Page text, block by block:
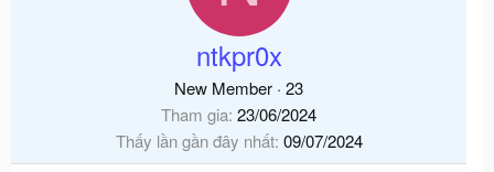
ntkpr0x
New Member · 23
Tham gia 23/06/2024
Thấy lần gần đây nhất 09/07/2024